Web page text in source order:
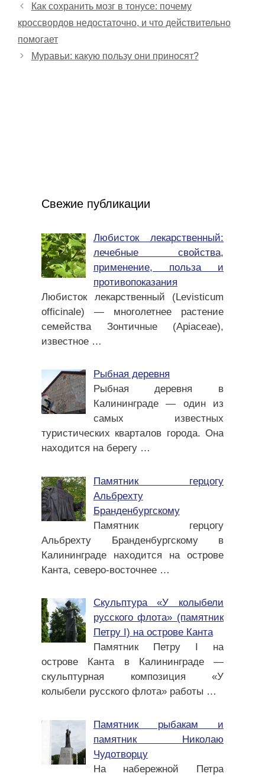
Как сохранить мозг в тонусе: почему
кроссвордов недостаточно, и что действительно
помогает
Муравьи: какую пользу они приносят?
Свежие публикации
Любисток лекарственный:
лечебные свойства,
применение, польза и
противопоказания
Любисток лекарственный (Levisticum
officinale) — многолетнее растение
семейства Зонтичные (Apiaceae),
известное …
Рыбная деревня
Рыбная деревня в
Калининграде — один из
самых известных
туристических кварталов города. Она
находится на берегу …
Памятник герцогу
Альбрехту
Бранденбургскому
Памятник герцогу
Альбрехту Бранденбургскому в
Калининграде находится на острове
Канта, северо-восточнее …
Скульптура «У колыбели
русского флота» (памятник
Петру I) на острове Канта
Памятник Петру I на
острове Канта в Калининграде —
скульптурная композиция «У
колыбели русского флота» работы …
Памятник рыбакам и
памятник Николаю
Чудотворцу
На набережной Петра